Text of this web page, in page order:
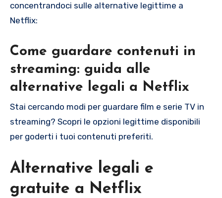
concentrandoci sulle alternative legittime a
Netflix:
Come guardare contenuti in
streaming: guida alle
alternative legali a Netflix
Stai cercando modi per guardare film e serie TV in
streaming? Scopri le opzioni legittime disponibili
per goderti i tuoi contenuti preferiti.
Alternative legali e
gratuite a Netflix